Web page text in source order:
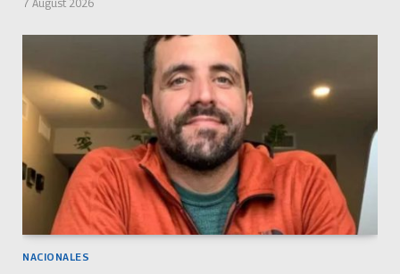
7 August 2026
NACIONALES